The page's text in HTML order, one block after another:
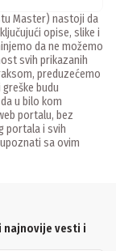
Master) nastoji da
opise, slike i
da ne možemo
svih prikazanih
preduzećemo
budu
u bilo kom
portalu, bez
portala i svih
sa ovim
najnovije vesti i